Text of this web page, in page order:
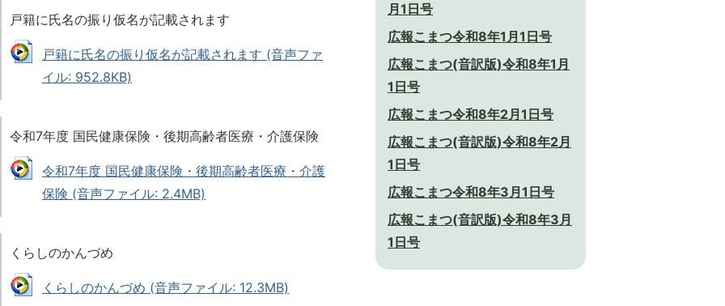
戸籍に氏名の振り仮名が記載されます
戸籍に氏名の振り仮名が記載されます (音声ファ
イル: 952.8KB)
令和7年度 国民健康保険・後期高齢者医療・介護保険
令和7年度 国民健康保険・後期高齢者医療・介護
保険 (音声ファイル: 2.4MB)
くらしのかんづめ
くらしのかんづめ (音声ファイル: 12.3MB)
月1日号
広報こまつ令和8年1月1日号
広報こまつ(音訳版)令和8年1月
1日号
広報こまつ令和8年2月1日号
広報こまつ(音訳版)令和8年2月
1日号
広報こまつ令和8年3月1日号
広報こまつ(音訳版)令和8年3月
1日号